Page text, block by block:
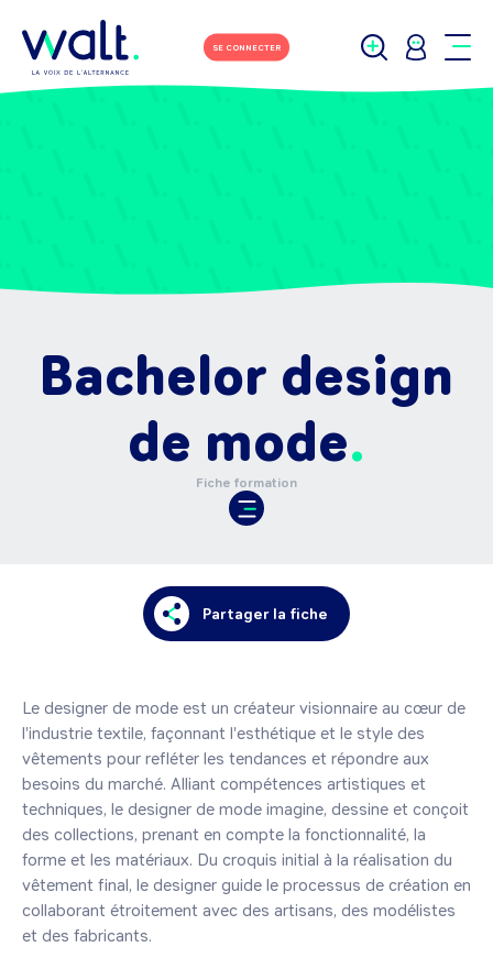
SE CONNECTER
Bachelor design
de mode
Fiche formation
Partager la fiche
Le designer de mode est un créateur visionnaire au cœur de
l'industrie textile, façonnant l'esthétique et le style des
vêtements pour refléter les tendances et répondre aux
besoins du marché. Alliant compétences artistiques et
techniques, le designer de mode imagine, dessine et conçoit
des collections, prenant en compte la fonctionnalité, la
forme et les matériaux. Du croquis initial à la réalisation du
vêtement final, le designer guide le processus de création en
collaborant étroitement avec des artisans, des modélistes
et des fabricants.